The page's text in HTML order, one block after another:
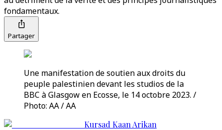
fondamentaux.
Partager
Une manifestation de soutien aux droits du
peuple palestinien devant les studios de la
BBC à Glasgow en Ecosse, le 14 octobre 2023. /
Photo: AA / AA
Kursad Kaan Arikan